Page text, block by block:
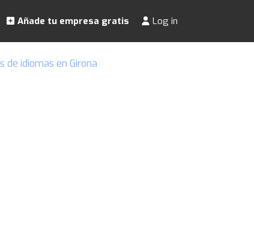
Añade tu empresa gratis Log in
de idiomas en Girona